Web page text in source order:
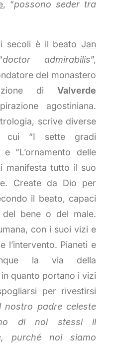
, “possono seder tra
secoli è il beato Jan
doctor admirabilis”,
del monastero
di Valverde
agostiniana.
scrive diverse
cui “I sette gradi
e “L’ornamento delle
manifesta tutto il suo
Create da Dio per
il beato, capaci
bene o del male.
con i suoi vizi e
l’intervento. Pianeti e
la via della
quanto portano i vizi
per rivestirsi
nostro padre celeste
di noi stessi il
purché noi siamo